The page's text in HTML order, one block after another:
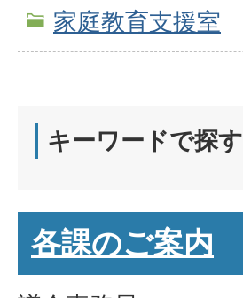
家庭教育支援室
キーワードで探す
各課のご案内